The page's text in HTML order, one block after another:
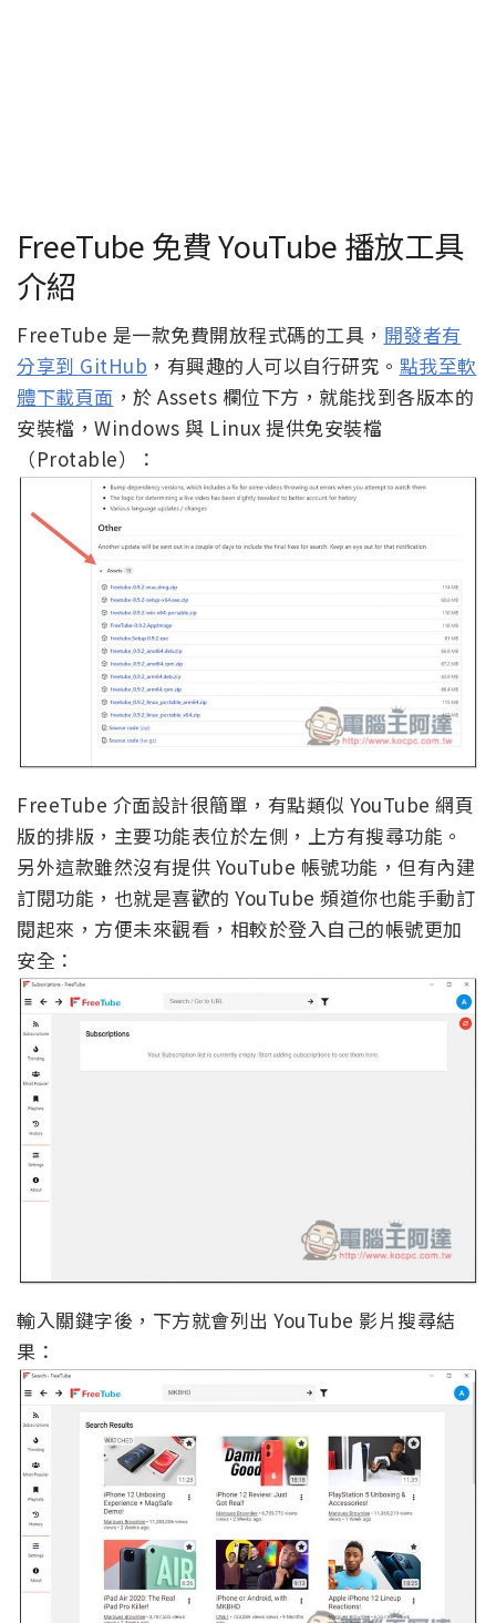
FreeTube 免費 YouTube 播放工具
介紹
FreeTube 是一款免費開放程式碼的工具， 開發者有
分享到 GitHub ，有興趣的人可以自行研究。 點我至軟
體下載頁面 ，於 Assets 欄位下方，就能找到各版本的
安裝檔，Windows 與 Linux 提供免安裝檔
（Protable）：
FreeTube 介面設計很簡單，有點類似 YouTube 網頁
版的排版，主要功能表位於左側，上方有搜尋功能。
另外這款雖然沒有提供 YouTube 帳號功能，但有內建
訂閱功能，也就是喜歡的 YouTube 頻道你也能手動訂
閱起來，方便未來觀看，相較於登入自己的帳號更加
安全：
輸入關鍵字後，下方就會列出 YouTube 影片搜尋結
果：